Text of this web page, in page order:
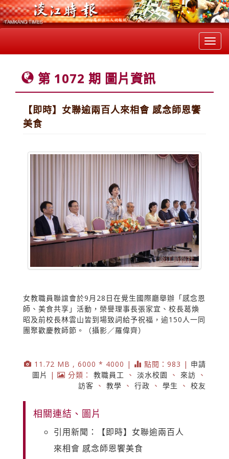
第 1072 期 圖片資訊
【即時】女聯逾兩百人來相會 感念師恩饗
美食
女教職員聯誼會於9月28日在覺生國際廳舉辦「感念恩
師、美食共享」活動，榮譽理事長張家宜、校長葛煥
昭及前校長林雲山皆到場致詞給予祝福，逾150人一同
團聚歡慶教師節。（攝影／羅偉齊）
11.72 MB , 6000 * 4000 | 點閱：983 | 申請
圖片
| 分類： 教職員工 、 淡水校園 、 來訪 、
訪客 、 教學 、 行政 、 學生 、 校友
相關連結、圖片
引用新聞：【即時】女聯逾兩百人
來相會 感念師恩饗美食